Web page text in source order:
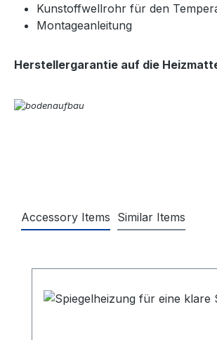
Kunstoffwellrohr für den
Montageanleitung
Herstellergarantie auf die
Accessory Items Similar Items